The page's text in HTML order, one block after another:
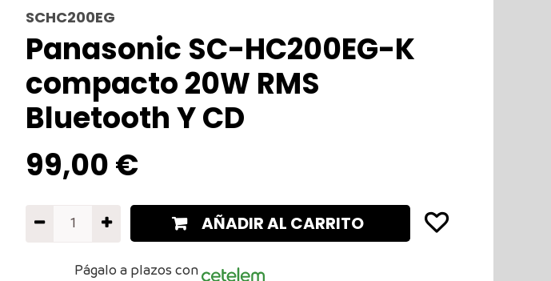
SCHC200EG
Panasonic SC-HC200EG-K
compacto 20W RMS
Bluetooth Y CD
99,00€
AÑADIR AL CARRITO
Págalo a plazos con